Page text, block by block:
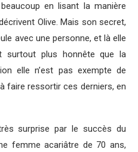
en lisant la manière
Olive. Mais son secret,
avec une personne, et là elle
surtout plus honnête que la
elle n’est pas exempte de
faire ressortir ces derniers, en
surprise par le succès du
femme acariâtre de 70 ans,